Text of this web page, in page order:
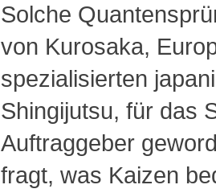
Solche
von Kurosaka,
spezialisierten
Shingijutsu, für das
Auftraggeber
fragt, was Kaizen